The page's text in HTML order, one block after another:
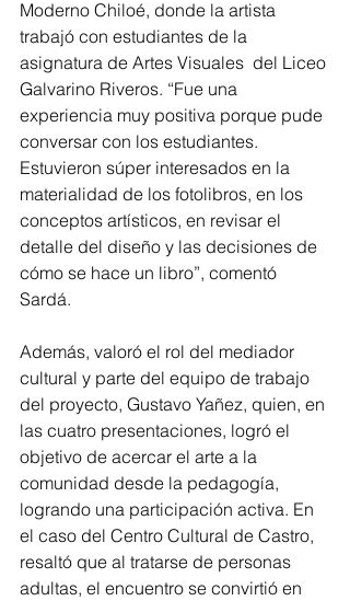
Moderno Chiloé, donde la artista
trabajó con estudiantes de la
asignatura de Artes Visuales  del Liceo
Galvarino Riveros. “Fue una
experiencia muy positiva porque pude
conversar con los estudiantes.
Estuvieron súper interesados en la
materialidad de los fotolibros, en los
conceptos artísticos, en revisar el
detalle del diseño y las decisiones de
cómo se hace un libro”, comentó
Sardá.
Además, valoró el rol del mediador
cultural y parte del equipo de trabajo
del proyecto, Gustavo Yañez, quien, en
las cuatro presentaciones, logró el
objetivo de acercar el arte a la
comunidad desde la pedagogía,
logrando una participación activa. En
el caso del Centro Cultural de Castro,
resaltó que al tratarse de personas
adultas, el encuentro se convirtió en